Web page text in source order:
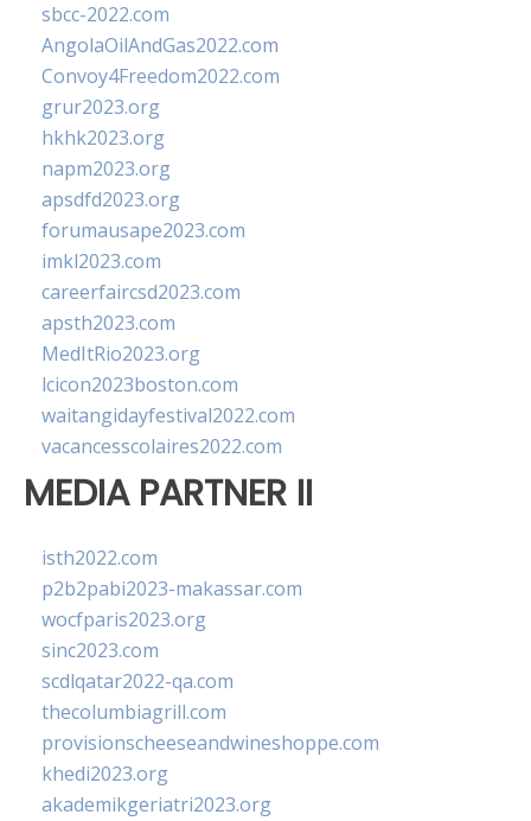
sbcc-2022.com
AngolaOilAndGas2022.com
Convoy4Freedom2022.com
grur2023.org
hkhk2023.org
napm2023.org
apsdfd2023.org
forumausape2023.com
imkl2023.com
careerfaircsd2023.com
apsth2023.com
MedItRio2023.org
lcicon2023boston.com
waitangidayfestival2022.com
vacancesscolaires2022.com
MEDIA PARTNER II
isth2022.com
p2b2pabi2023-makassar.com
wocfparis2023.org
sinc2023.com
scdlqatar2022-qa.com
thecolumbiagrill.com
provisionscheeseandwineshoppe.com
khedi2023.org
akademikgeriatri2023.org